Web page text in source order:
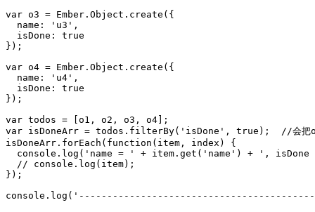
var o3 = Ember.Object.create({
  name: 'u3',
  isDone: true
});
var o4 = Ember.Object.create({
  name: 'u4',
  isDone: true
});
var todos = [o1, o2, o3, o4];
var isDoneArr = todos.filterBy('isDone', true);  //会把o2
isDoneArr.forEach(function(item, index) {
console.log('name = ' + item.get('name') + ', isDone
  // console.log(item);
});